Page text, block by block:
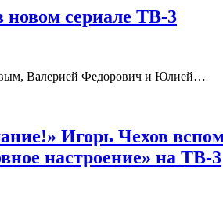
сериале ТВ-3
Валерией Федорович и Юлией…
Игорь Чехов
настроение» на ТВ-3